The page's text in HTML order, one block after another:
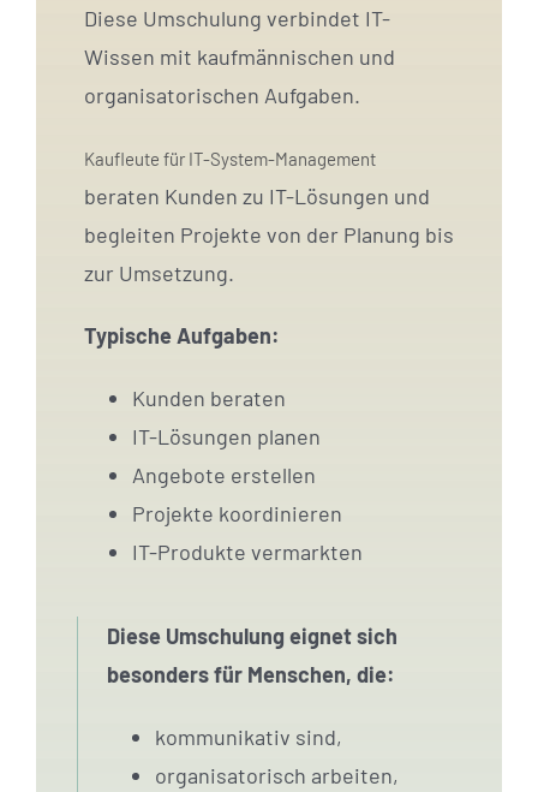
Diese Umschulung verbindet IT-
Wissen mit kaufmännischen und
organisatorischen Aufgaben.
Kaufleute für IT-System-Management
beraten Kunden zu IT-Lösungen und
begleiten Projekte von der Planung bis
zur Umsetzung.
Typische Aufgaben:
Kunden beraten
IT-Lösungen planen
Angebote erstellen
Projekte koordinieren
IT-Produkte vermarkten
Diese Umschulung eignet sich
besonders für Menschen, die:
kommunikativ sind,
organisatorisch arbeiten,